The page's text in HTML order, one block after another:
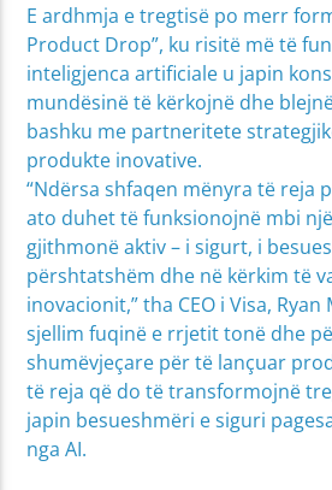
E ardhmja e tregtisë po merr
Product Drop”, ku risitë më të
inteligjenca artificiale u japin
mundësinë të kërkojnë dhe
bashku me partneritete
produkte inovative.
“Ndërsa shfaqen mënyra të reja
ato duhet të funksionojnë mbi
gjithmonë aktiv – i sigurt, i
përshtatshëm dhe në kërkim të
inovacionit,” tha CEO i Visa, Ryan
sjellim fuqinë e rrjetit tonë dhe
shumëvjeçare për të lançuar
të reja që do të transformojnë
japin besueshmëri e siguri
nga AI.